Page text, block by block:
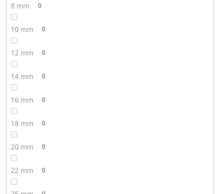
8 mm 0
10 mm 0
12 mm 0
14 mm 0
16 mm 0
18 mm 0
20 mm 0
22 mm 0